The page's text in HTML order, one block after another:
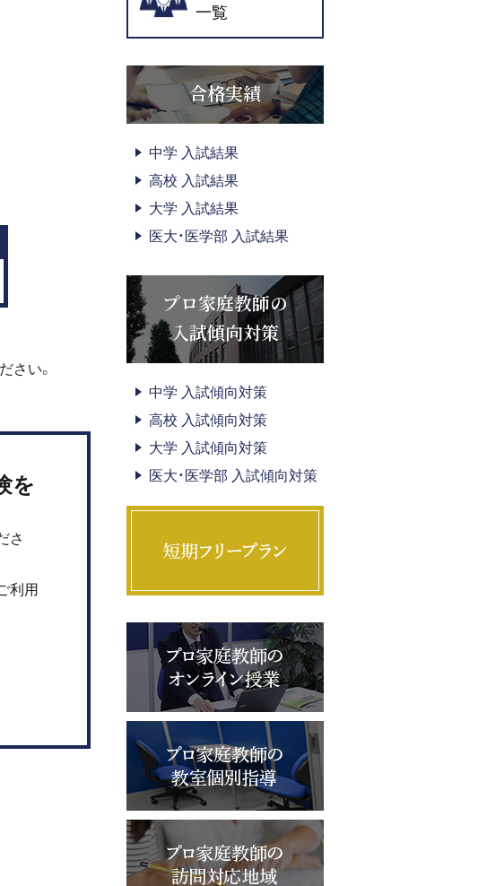
さい。
を
さ
利用
一覧
合格実績
中学 入試結果
高校 入試結果
大学 入試結果
医大・医学部 入試結果
プロ家庭教師の
入試傾向対策
中学 入試傾向対策
高校 入試傾向対策
大学 入試傾向対策
医大・医学部 入試傾向対策